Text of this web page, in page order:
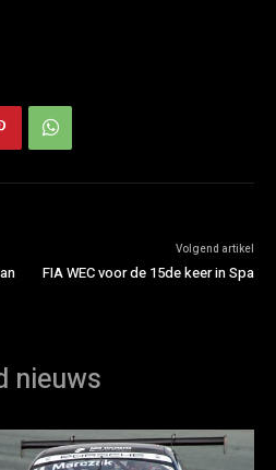
Volgend artikel
FIA WEC voor de 15de keer in Spa
nieuws